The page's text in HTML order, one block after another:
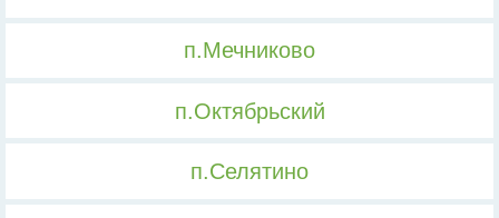
п.Мечниково
п.Октябрьский
п.Селятино